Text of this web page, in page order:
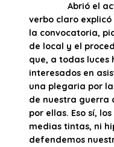
Abrió el acto
verbo claro
la convocatoria,
de local y el
que, a todas
interesados en
una plegaria por
de nuestra guerra
por ellas. Eso sí,
medias tintas, ni
defendemos